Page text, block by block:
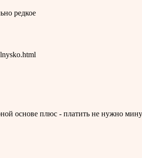
редкое
основе плюс - платить не нужно